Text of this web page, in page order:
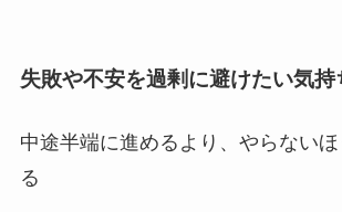
失敗や不安を過剰に避けたい気持
中途半端に進めるより、やらない
る